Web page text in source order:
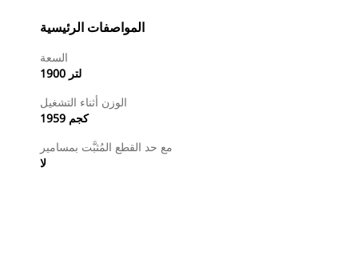
المواصفات الرئيسية
السعة
1900 لتر
الوزن أثناء التشغيل
1959 كجم
مع حد القطع المُثبَّت بمسامير
لا